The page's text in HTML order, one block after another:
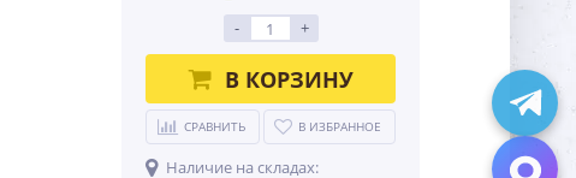
- +
В КОРЗИНУ
СРАВНИТЬ В ИЗБРАННОЕ
Наличие на складах: